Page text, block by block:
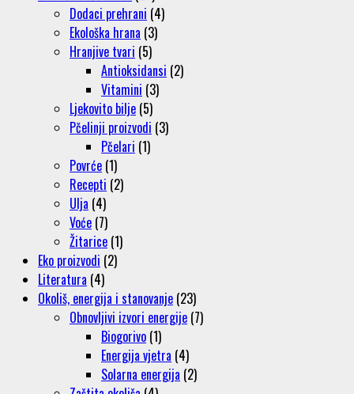
Dodaci prehrani (4)
Ekološka hrana (3)
Hranjive tvari (5)
Antioksidansi (2)
Vitamini (3)
Ljekovito bilje (5)
Pčelinji proizvodi (3)
Pčelari (1)
Povrće (1)
Recepti (2)
Ulja (4)
Voće (7)
Žitarice (1)
Eko proizvodi (2)
Literatura (4)
Okoliš, energija i stanovanje (23)
Obnovljivi izvori energije (7)
Biogorivo (1)
Energija vjetra (4)
Solarna energija (2)